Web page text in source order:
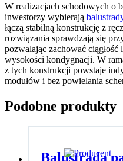
W realizacjach schodowych o
inwestorzy wybierają
łączą stabilną konstrukcję z
rozwiązania sprawdzają się
pozwalając zachować
wysokości kondygnacji. W
z tych konstrukcji powstaje
modułów i bez powielania
Podobne produkty
Balustrada